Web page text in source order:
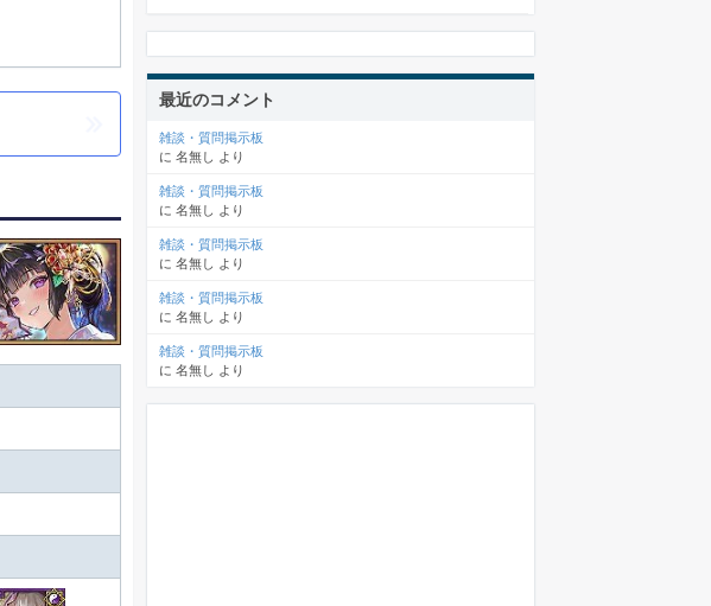
最近のコメント
雑談・質問掲示板
に 名無し より
雑談・質問掲示板
に 名無し より
雑談・質問掲示板
に 名無し より
雑談・質問掲示板
に 名無し より
雑談・質問掲示板
に 名無し より